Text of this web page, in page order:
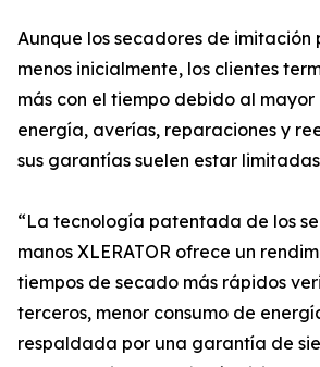
Aunque los secadores de imitación
menos inicialmente, los clientes
más con el tiempo debido al mayor
energía, averías, reparaciones y
sus garantías suelen estar
“La tecnología patentada de los
manos XLERATOR ofrece un
tiempos de secado más rápidos
terceros, menor consumo de
respaldada por una garantía de